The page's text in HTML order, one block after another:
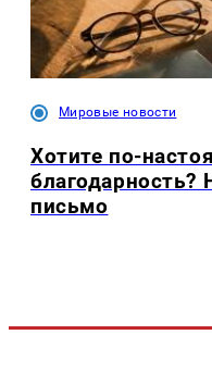
Мировые новости
Хотите по-
благодарность?
письмо